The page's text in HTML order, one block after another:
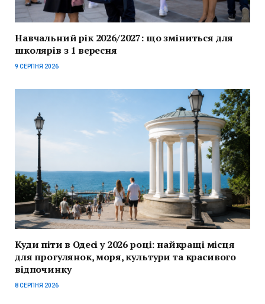
Навчальний рік 2026/2027: що зміниться для
школярів з 1 вересня
9 СЕРПНЯ 2026
Куди піти в Одесі у 2026 році: найкращі місця
для прогулянок, моря, культури та красивого
відпочинку
8 СЕРПНЯ 2026